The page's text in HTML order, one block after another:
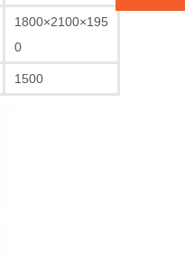
1800×2100×195
0
1500